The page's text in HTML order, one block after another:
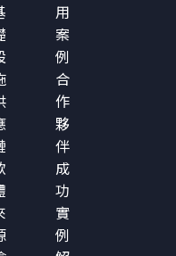
用
案
例
合
作
夥
伴
成
功
實
例